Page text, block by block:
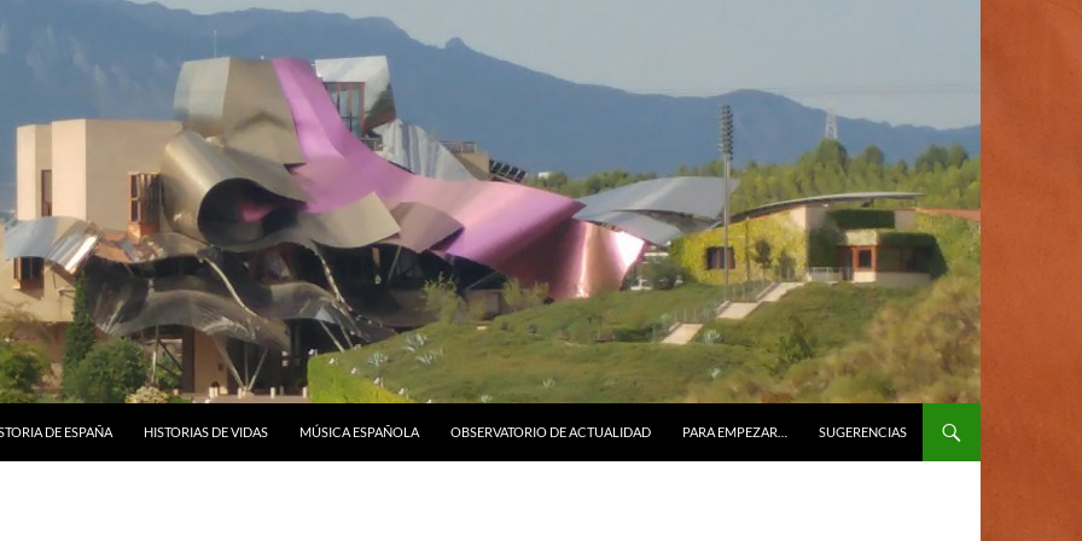
DE ESPAÑA HISTORIAS DE VIDAS MÚSICA ESPAÑOLA OBSERVATORIO DE ACTUALIDAD PARA EMPEZAR… SUGERENCIAS